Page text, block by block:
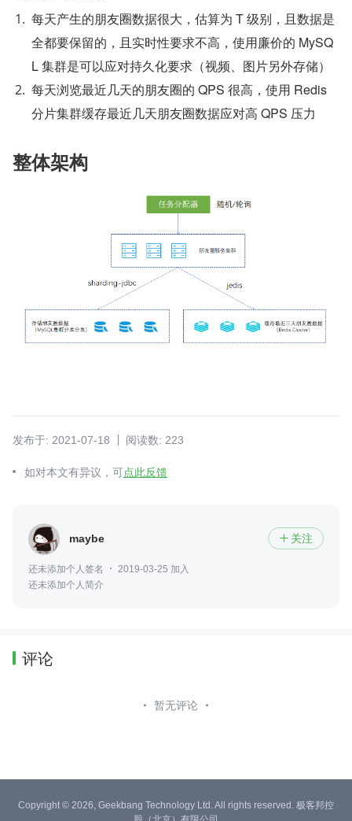
每天产生的朋友圈数据很大，估算为 T 级别，且数据是
全都要保留的，且实时性要求不高，使用廉价的 MySQ
L 集群是可以应对持久化要求（视频、图片另外存储）
每天浏览最近几天的朋友圈的 QPS 很高，使用 Redis
分片集群缓存最近几天朋友圈数据应对高 QPS 压力
整体架构
发布于: 2021-07-18 阅读数: 223
如对本文有异议，可点此反馈
maybe  关注
还未添加个人签名
2019-03-25 加入
还未添加个人简介
评论
暂无评论
Copyright © 2026, Geekbang Technology Ltd. All rights reserved. 极客邦控